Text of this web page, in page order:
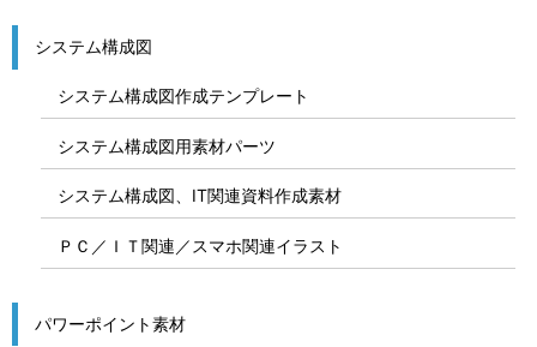
システム構成図
システム構成図作成テンプレート
システム構成図用素材パーツ
システム構成図、IT関連資料作成素材
ＰＣ／ＩＴ関連／スマホ関連イラスト
パワーポイント素材